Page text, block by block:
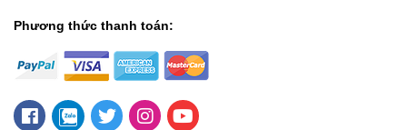
Phương thức thanh toán: